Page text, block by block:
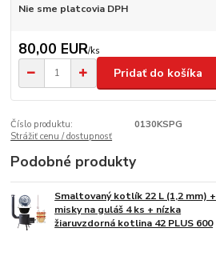
Nie sme platcovia DPH
80,00 EUR/ks
Pridať do košíka
Číslo produktu:
0130KSPG
Strážiť cenu / dostupnosť
Podobné produkty
Smaltovaný kotlík 22 L (1,2 mm) +
misky na guláš 4 ks + nízka
žiaruvzdorná kotlina 42 PLUS 600